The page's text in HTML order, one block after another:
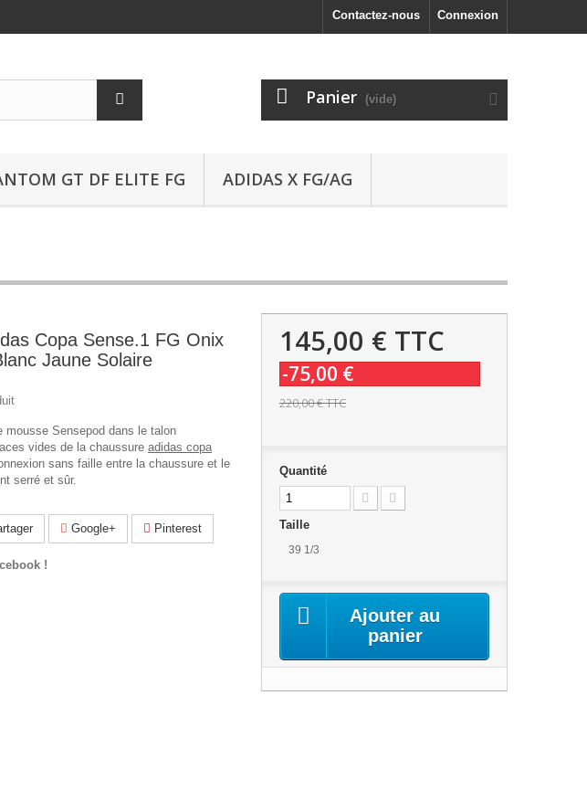
Connexion
Contactez-nous
Panier (vide)
GT DF ELITE FG ADIDAS X FG/AG
Copa Sense.1 FG Onix
Jaune Solaire
mousse Sensepod dans le talon
vides de la chaussure adidas copa
sans faille entre la chaussure et le
serré et sûr.
Google+ Pinterest
!
145,00 € TTC
-75,00 €
220,00 €TTC
Quantité
Taille
39 1/3
Ajouter au
panier